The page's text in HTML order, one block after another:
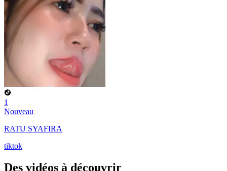
1
Nouveau
RATU SYAFIRA
tiktok
Des vidéos à découvrir